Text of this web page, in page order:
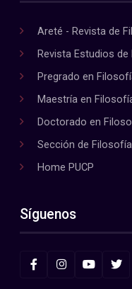
Areté - Revista de
Revista Estudios
Pregrado en
Maestría en
Doctorado en
Sección de
Home PUCP
Síguenos